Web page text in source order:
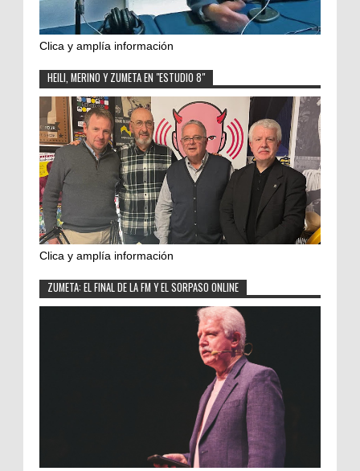
Clica y amplía información
HEILI, MERINO Y ZUMETA EN "ESTUDIO 8"
Clica y amplía información
ZUMETA: EL FINAL DE LA FM Y EL SORPASO ONLINE